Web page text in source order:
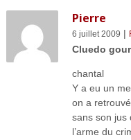
Pierre
6 juillet 2009 |
Cluedo
chantal
Y a eu un
on a
sans son jus
l’arme du